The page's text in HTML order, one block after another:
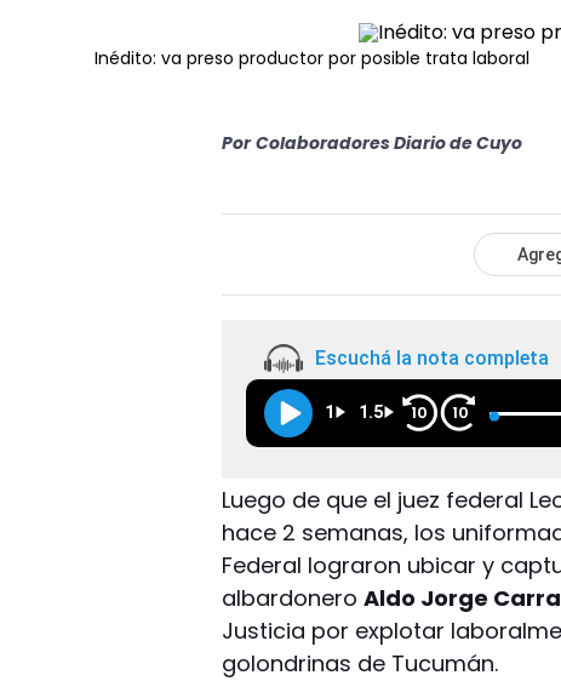
Inédito: va preso productor por posible trata laboral
Por Colaboradores Diario de Cuyo
Escuchá la nota completa
1 1.5 10 10
Luego de que el juez federal
hace 2 semanas, los
Federal lograron ubicar y
albardoneroAldo Jorge
Justicia por explotar
golondrinas de Tucumán.